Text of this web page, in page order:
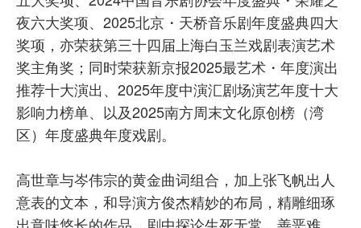
夜六大奖项、2025北京・天桥音乐剧年度盛典四大
奖项，亦荣获第三十四届上海白玉兰戏剧表演艺术
奖主角奖；同时荣获新京报2025最艺术・年度演出
推荐十大演出、2025年度中演汇剧场演艺年度十大
影响力榜单、以及2025南方周末文化原创榜（湾
区）年度盛典年度戏剧。
高世章与岑伟宗的黄金曲词组合，加上张飞帆出人
意表的文本，和导演方俊杰精妙的布局，精雕细琢